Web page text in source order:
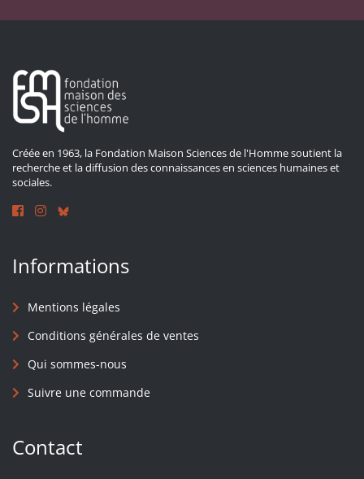
Créée en 1963, la Fondation Maison Sciences de l'Homme soutient la
recherche et la diffusion des connaissances en sciences humaines et
sociales.
Informations
Mentions légales
Conditions générales de ventes
Qui sommes-nous
Suivre une commande
Contact